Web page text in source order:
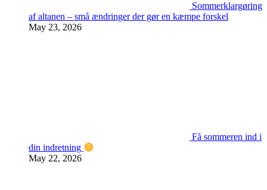
Sommerklargøring
af altanen – små ændringer der gør en kæmpe forskel
May 23, 2026
Få sommeren ind i
din indretning
May 22, 2026